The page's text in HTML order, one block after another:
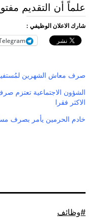
علماً أن التقديم
شارك الاعلان الوظيفي :
صرف معاش الشهرين
الشؤون الاجتماعية تعتزم
الاكثر فقرا
خادم الحرمين يأمر بصرف
موسوم
وظائف